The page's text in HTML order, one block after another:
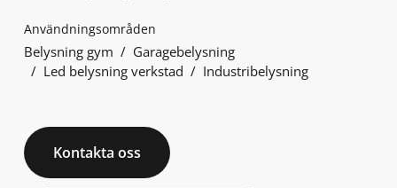
Användningsområden
Belysning gym
Garagebelysning
Led belysning verkstad
Industribelysning
Kontakta oss